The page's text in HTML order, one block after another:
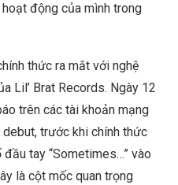
động của mình trong
thức ra mắt với nghệ
Lil’ Brat Records. Ngày 12
trên các tài khoản mạng
trước khi chính thức
tay “Sometimes…” vào
là cột mốc quan trọng